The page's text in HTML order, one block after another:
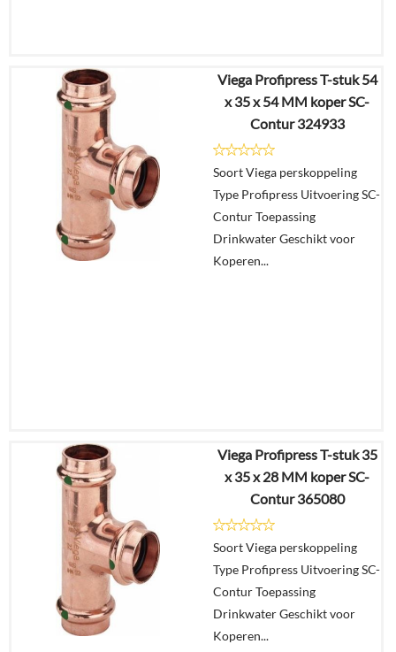
€11,69
€9,12
In
Viega Profipress T-stuk 54
x 35 x 54 MM koper SC-
Contur 324933
Soort Viega perskoppeling
Type Profipress Uitvoering SC-
Contur Toepassing
Drinkwater Geschikt voor
Koperen...
€79,97
€62,37
In
Viega Profipress T-stuk 35
x 35 x 28 MM koper SC-
Contur 365080
Soort Viega perskoppeling
Type Profipress Uitvoering SC-
Contur Toepassing
Drinkwater Geschikt voor
Koperen...